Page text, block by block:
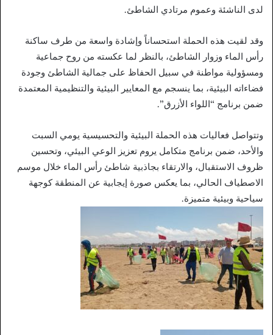
لدى الناشئة وعموم مرتادي الشاطئ.
وقد لقيت هذه الحملة استحساناً وإشادة واسعة من طرف ساكنة
رأس الماء وزوار الشاطئ، بالنظر لما عكسته من روح جماعية
ومسؤولية مواطنة في سبيل الحفاظ على جمالية الشاطئ وجودة
فضاءاته البيئية، بما ينسجم مع المعايير البيئية والتنظيمية المعتمدة
ضمن برنامج “اللواء الأزرق”.
وتتواصل فعاليات هذه الحملة البيئية والتحسيسية يومي السبت
والأحد، ضمن برنامج متكامل يروم تعزيز الوعي البيئي، وتحسين
ظروف الاستقبال، والارتقاء بجاذبية شاطئ رأس الماء خلال موسم
الاصطياف الحالي، بما يعكس صورة إيجابية عن المنطقة كوجهة
سياحية وبيئية متميزة.